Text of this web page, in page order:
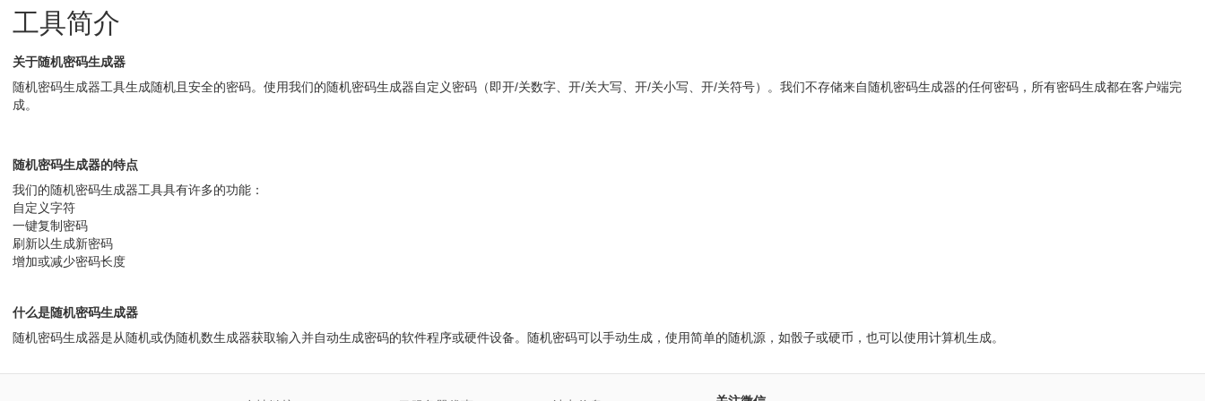
工具简介
关于随机密码生成器
随机密码生成器工具生成随机且安全的密码。使用我们的随机密码生成器自定义密码（即开/关数字、开/关大写、开/关小写、开/关符号）。我们不存储来自随机密码生成器的任何密码，所有密码生成都在客户端完
成。
随机密码生成器的特点
我们的随机密码生成器工具具有许多的功能：
自定义字符
一键复制密码
刷新以生成新密码
增加或减少密码长度
什么是随机密码生成器
随机密码生成器是从随机或伪随机数生成器获取输入并自动生成密码的软件程序或硬件设备。随机密码可以手动生成，使用简单的随机源，如骰子或硬币，也可以使用计算机生成。